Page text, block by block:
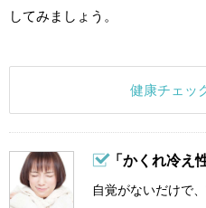
してみましょう。
健康チェッ
「かくれ冷え
自覚がないだけで